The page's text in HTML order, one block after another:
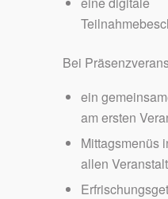
Bei
ein
am ersten
Mittagsmenüs
allen